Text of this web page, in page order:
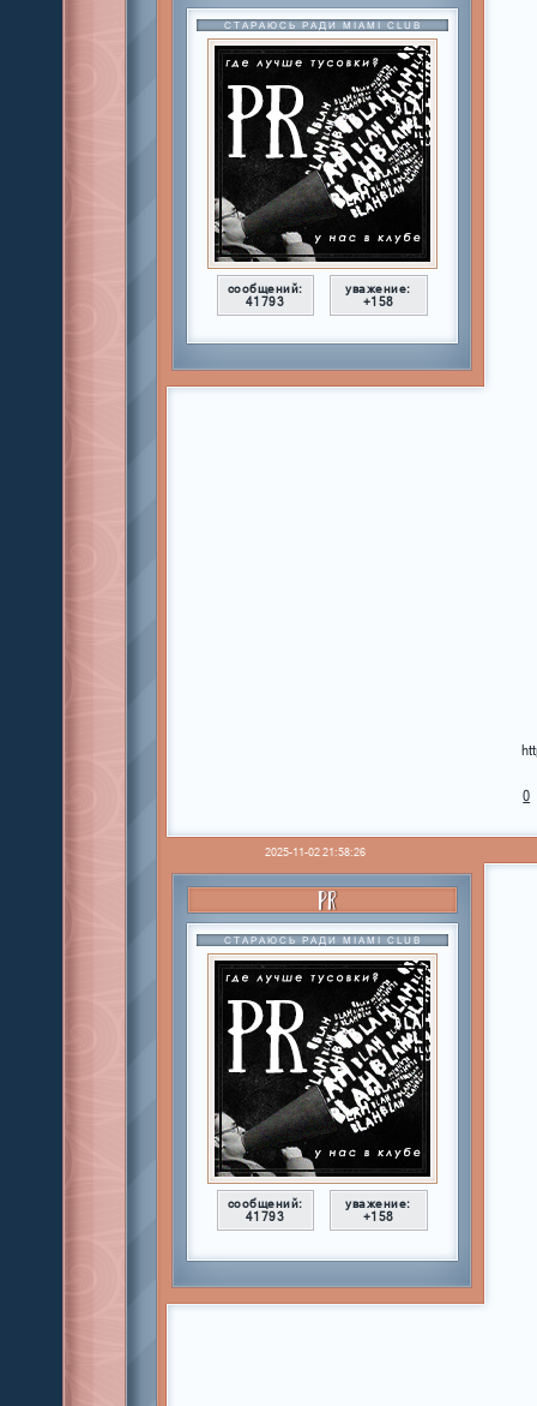
СТАРАЮСЬ РАДИ MIAMI CLUB
сообщений:
41793
уважение:
+158
0
2025-11-02 21:58:26
PR
СТАРАЮСЬ РАДИ MIAMI CLUB
сообщений:
41793
уважение:
+158